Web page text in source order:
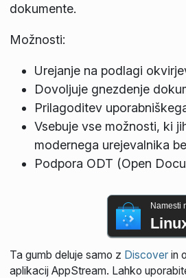
dokumente.
Možnosti:
Urejanje na podlagi
Dovoljuje gnezdenje
Prilagoditev
Vsebuje vse možnosti, ki
modernega urejevalnika
Podpora ODT (Open
Namesti
Ta gumb deluje samo z Discoverin
aplikacij AppStream. Lahko